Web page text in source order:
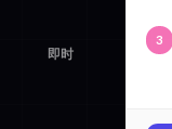
即时
3